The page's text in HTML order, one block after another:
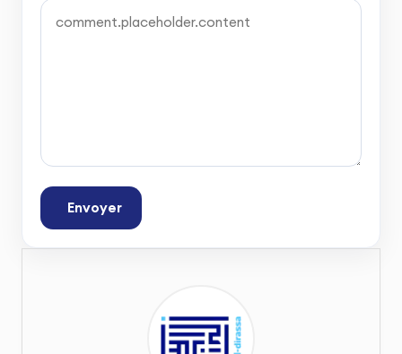
Envoyer